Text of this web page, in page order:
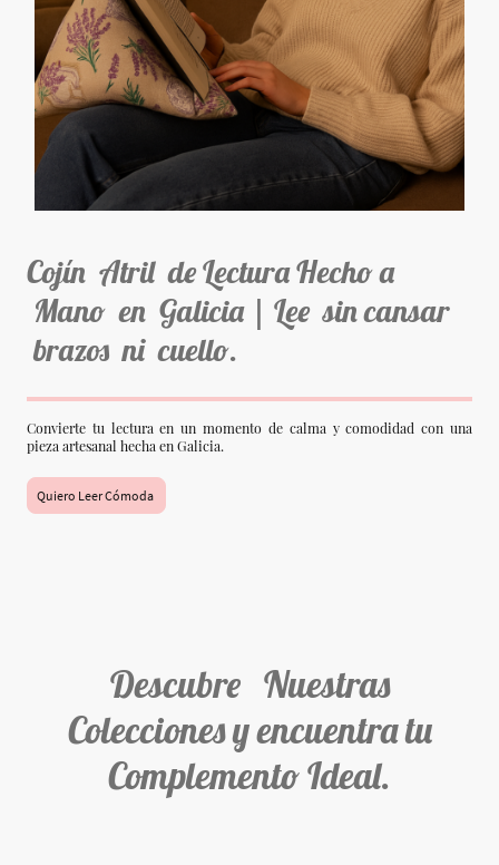
Cojín Atril de Lectura Hecho a
Mano en Galicia | Lee sin cansar
brazos ni cuello.
Convierte tu lectura en un momento de calma y comodidad con una
pieza artesanal hecha en Galicia.
Quiero Leer Cómoda
Descubre Nuestras
Colecciones y encuentra tu
Complemento Ideal.